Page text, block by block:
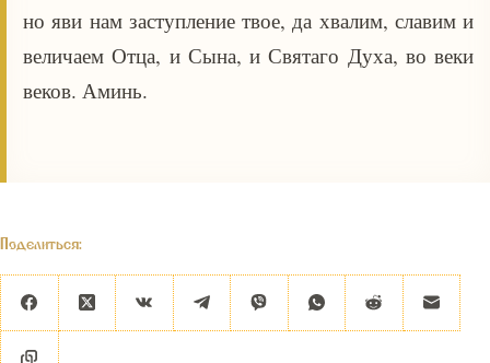
но яви нам заступление твое, да хвалим, славим и
величаем Отца, и Сына, и Святаго Духа, во веки
веков. Аминь.
Поделиться: